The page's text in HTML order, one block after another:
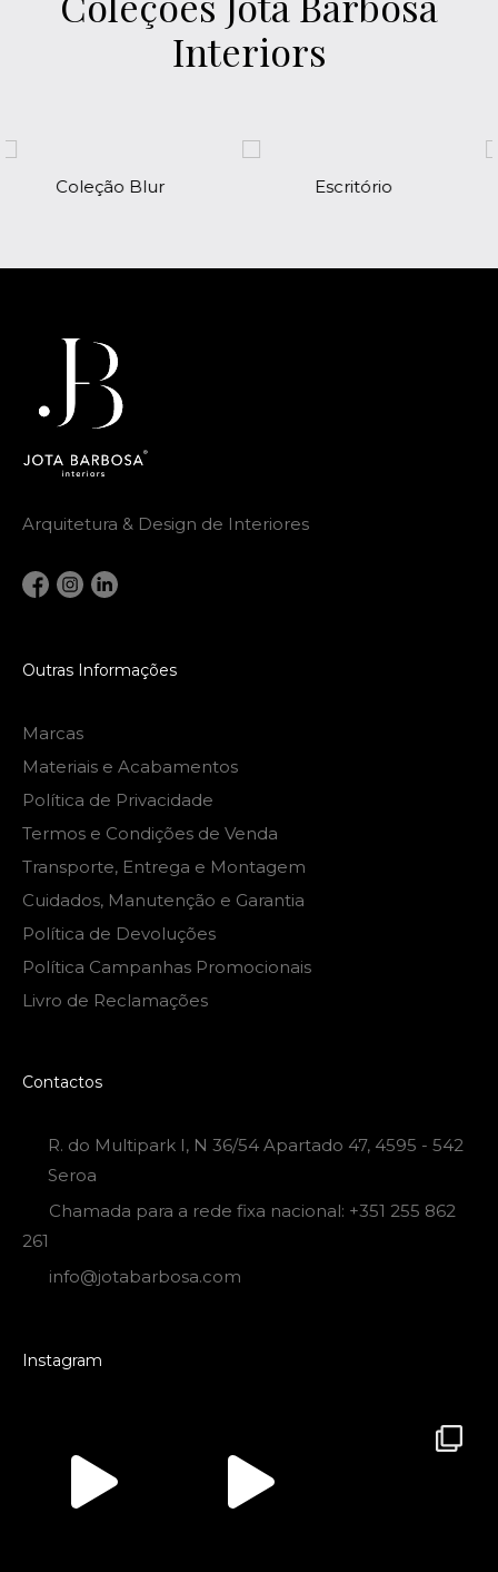
Interiors
Escritório Hall de Entrada
Arquitetura & Design de Interiores
Outras Informações
Marcas
Materiais e Acabamentos
Política de Privacidade
Termos e Condições de Venda
Transporte, Entrega e Montagem
Cuidados, Manutenção e Garantia
Política de Devoluções
Política Campanhas Promocionais
Livro de Reclamações
Contactos
R. do Multipark I, N 36/54 Apartado 47, 4595 - 542
Seroa
Chamada para a rede fixa nacional: +351 255 862
261
info@jotabarbosa.com
Instagram